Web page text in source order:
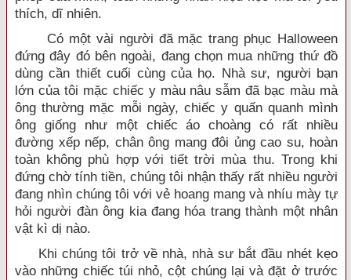
thích, dĩ nhiên.
Có một vài người đã mặc trang phục Halloween
đứng đây đó bên ngoài, đang chọn mua những thứ đồ
dùng cần thiết cuối cùng của họ. Nhà sư, người bạn
lớn của tôi mặc chiếc y màu nâu sẫm đã bạc màu mà
ông thường mặc mỗi ngày, chiếc y quấn quanh mình
ông giống như một chiếc áo choàng có rất nhiều
đường xếp nếp, chân ông mang đôi ủng cao su, hoàn
toàn không phù hợp với tiết trời mùa thu. Trong khi
đứng chờ tính tiền, chúng tôi nhận thấy rất nhiều người
đang nhìn chúng tôi với vẻ hoang mang và nhíu mày tự
hỏi người đàn ông kia đang hóa trang thành một nhân
vật kì dị nào.
Khi chúng tôi trở về nhà, nhà sư bắt đầu nhét kẹo
vào những chiếc túi nhỏ, cột chúng lại và đặt ở trước